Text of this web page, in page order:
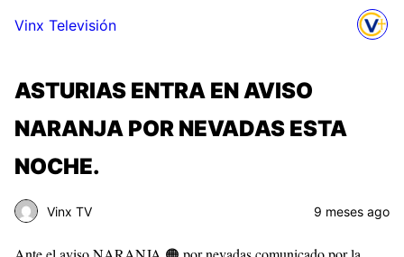
Vinx Televisión
ASTURIAS ENTRA EN AVISO
NARANJA POR NEVADAS ESTA
NOCHE.
Vinx TV 9 meses ago